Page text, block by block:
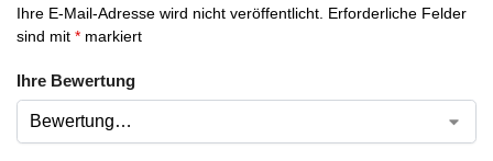
Ihre E-Mail-Adresse wird nicht veröffentlicht. Erforderliche Felder
sind mit * markiert
Ihre Bewertung